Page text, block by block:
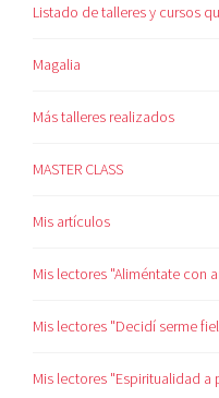
Listado de talleres y cursos
Magalia
Más talleres realizados
MASTER CLASS
Mis artículos
Mis lectores "Aliméntate con
Mis lectores "Decidí serme
Mis lectores "Espiritualidad a